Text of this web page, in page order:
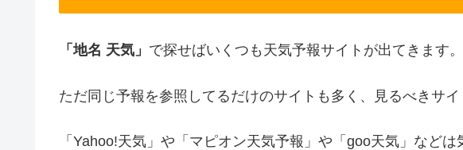
「地名 天気」 で探せばいくつも天気予報サイトが出てきます。
ただ同じ予報を参照してるだけのサイトも多く、見るべきサイ
「Yahoo!天気」や「マピオン天気予報」や「goo天気」など